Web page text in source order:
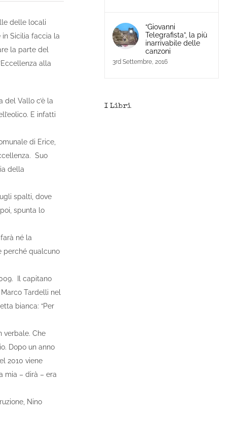
delle locali
Sicilia faccia la
la parte del
alla
del Vallo c’è la
E infatti
di Erice,
Suo
della
spalti, dove
spunta lo
né la
perché qualcuno
Il capitano
Tardelli nel
bianca: “Per
verbale. Che
Dopo un anno
2010 viene
mia – dirà – era
Nino
“Giovanni
Telegrafista”, la più
inarrivabile delle
canzoni
3rd Settembre, 2016
I Libri